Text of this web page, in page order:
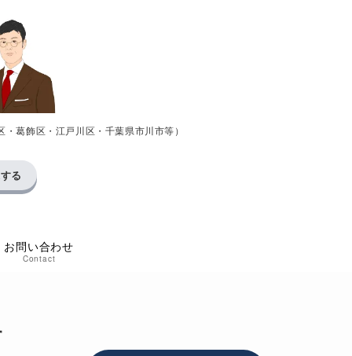
葛飾区・江戸川区・千葉県市川市等）
お問い合わせ
Contact
る